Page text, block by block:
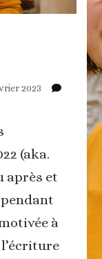
2023
(aka.
après et
à